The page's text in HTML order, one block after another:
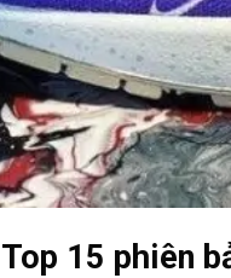
Top 15 phiên